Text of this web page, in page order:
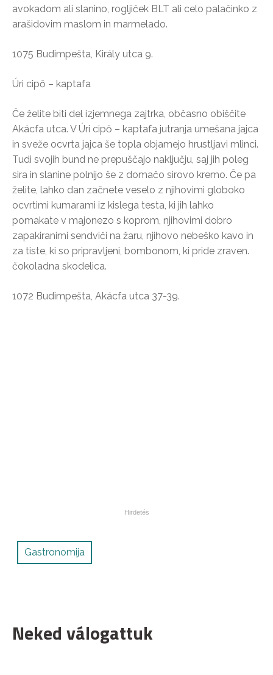
avokadom ali slanino, rogljiček BLT ali celo palačinko z
arašidovim maslom in marmelado.
1075 Budimpešta, Király utca 9.
Úri cipő – kaptafa
Če želite biti del izjemnega zajtrka, občasno obiščite
Akácfa utca. V Úri cipő – kaptafa jutranja umešana jajca
in sveže ocvrta jajca še topla objamejo hrustljavi mlinci.
Tudi svojih bund ne prepuščajo naključju, saj jih poleg
sira in slanine polnijo še z domačo sirovo kremo. Če pa
želite, lahko dan začnete veselo z njihovimi globoko
ocvrtimi kumarami iz kislega testa, ki jih lahko
pomakate v majonezo s koprom, njihovimi dobro
zapakiranimi sendviči na žaru, njihovo nebeško kavo in
za tiste, ki so pripravljeni, bombonom, ki pride zraven.
čokoladna skodelica.
1072 Budimpešta, Akácfa utca 37-39.
Gastronomija
Neked válogattuk